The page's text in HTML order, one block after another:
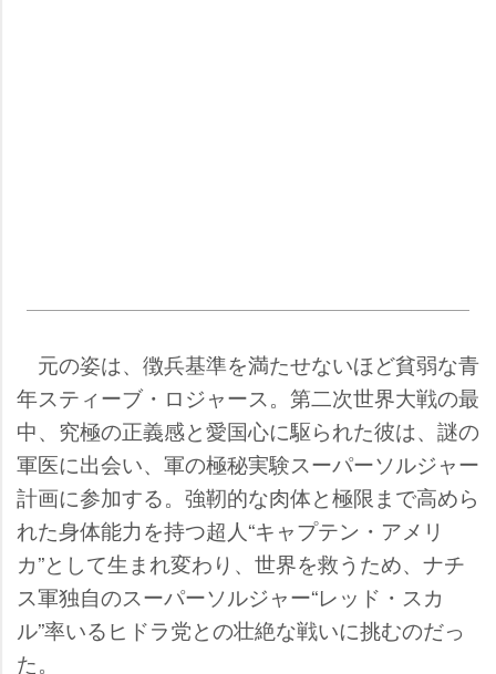
元の姿は、徴兵基準を満たせないほど貧弱な青
年スティーブ・ロジャース。第二次世界大戦の最
中、究極の正義感と愛国心に駆られた彼は、謎の
軍医に出会い、軍の極秘実験スーパーソルジャー
計画に参加する。強靭的な肉体と極限まで高めら
れた身体能力を持つ超人“キャプテン・アメリ
カ”として生まれ変わり、世界を救うため、ナチ
ス軍独自のスーパーソルジャー“レッド・スカ
ル”率いるヒドラ党との壮絶な戦いに挑むのだっ
た。